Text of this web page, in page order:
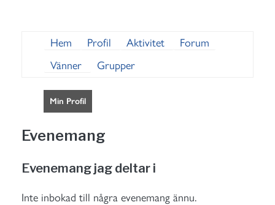
Hem Profil Aktivitet
Forum
Vänner
Grupper
Min Profil
Evenemang
Evenemang jag deltar i
Inte inbokad till några evenemang ännu.